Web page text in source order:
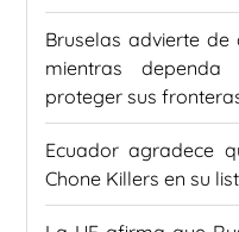
Bruselas advierte de
mientras
proteger sus
Ecuador agradece
Chone Killers en su